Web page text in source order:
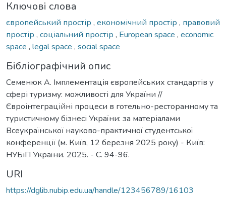
Ключові слова
європейський простір , економічний простір , правовий
простір , соціальний простір , European space , economic
space , legal space , social space
Бібліографічний опис
Семенюк А. Імплементація європейських стандартів у
сфері туризму: можливості для України //
Євроінтеграційні процеси в готельно-ресторанному та
туристичному бізнесі України: за матеріалами
Всеукраїнської науково-практичної студентської
конференції (м. Київ, 12 березня 2025 року) - Київ:
НУБіП України. 2025. - С. 94-96.
URI
https://dglib.nubip.edu.ua/handle/123456789/16103